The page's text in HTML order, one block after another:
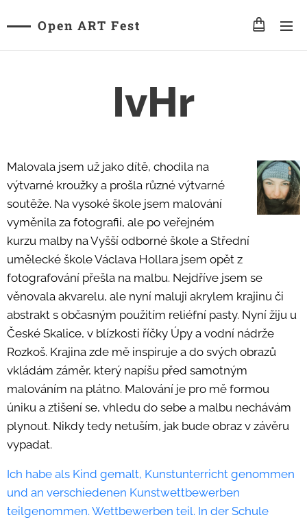
Open ART Fest
IvHr
Malovala jsem už jako dítě, chodila na
výtvarné kroužky a prošla různé výtvarné
soutěže. Na vysoké škole jsem malování
vyměnila za fotografii, ale po veřejném
kurzu malby na Vyšší odborné škole a Střední
umělecké škole Václava Hollara jsem opět z
fotografování přešla na malbu. Nejdříve jsem se
věnovala akvarelu, ale nyní maluji akrylem krajinu či
abstrakt s občasným použitím reliéfní pasty. Nyní žiju u
České Skalice, v blízkosti říčky Úpy a vodní nádrže
Rozkoš. Krajina zde mě inspiruje a do svých obrazů
vkládám záměr, který napíšu před samotným
malováním na plátno. Malování je pro mě formou
úniku a ztišení se, vhledu do sebe a malbu nechávám
plynout. Nikdy tedy netuším, jak bude obraz v závěru
vypadat.
Ich habe als Kind gemalt, Kunstunterricht genommen
und an verschiedenen Kunstwettbewerben
teilgenommen. Wettbewerben teil. In der Schule